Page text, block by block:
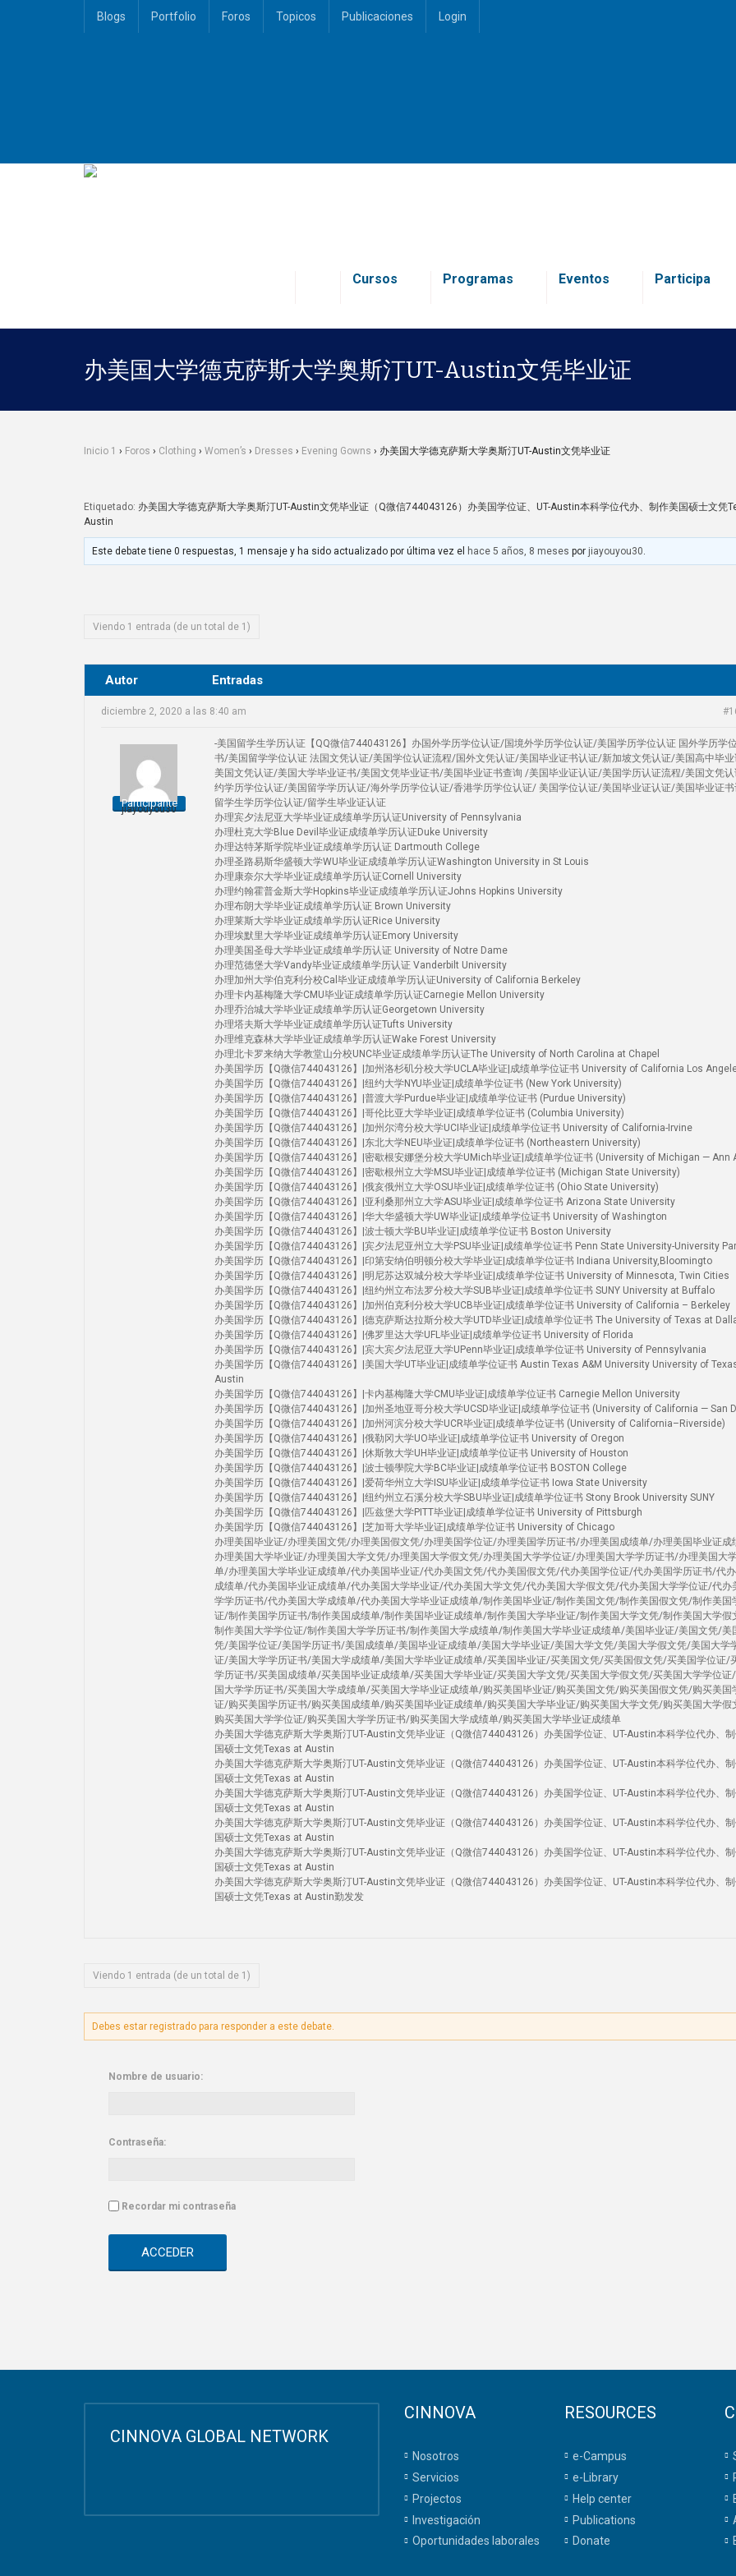
Blogs Portfolio Foros Topicos Publicaciones Login
Cursos Programas Eventos Participa
办美国大学德克萨斯大学奥斯汀UT-Austin文凭毕业证
Inicio 1 › Foros › Clothing › Women’s › Dresses › Evening Gowns › 办美国大学德克萨斯大学奥斯汀UT-Austin文凭毕业证
Etiquetado: 办美国大学德克萨斯大学奥斯汀UT-Austin文凭毕业证（Q微信744043126）办美国学位证、UT-Austin本科学位代办、制作美国硕士文凭
Austin
Este debate tiene 0 respuestas, 1 mensaje y ha sido actualizado por última vez el hace 5 años, 8 meses por jiayouyou30.
Viendo 1 entrada (de un total de 1)
Autor Entradas
diciembre 2, 2020 a las 8:40 am
jiayouyou30
Participante
-美国留学生学历认证【QQ微信744043126】办国外学历学位认证/国境外学历学位认证/美国学历学位认证 国外学历学
书/美国留学学位认证 法国文凭认证/美国学位认证流程/国外文凭认证/美国毕业证书认证/新加坡文凭认证/美国高中毕
美国文凭认证/美国大学毕业证书/美国文凭毕业证书/美国毕业证书查询 /美国毕业证认证/美国学历认证流程/美国文凭认
约学历学位认证/美国留学学历认证/海外学历学位认证/香港学历学位认证/ 美国学位认证/美国毕业证认证/美国毕业证
留学生学历学位认证/留学生毕业证认证
办理宾夕法尼亚大学毕业证成绩单学历认证University of Pennsylvania
办理杜克大学Blue Devil毕业证成绩单学历认证Duke University
办理达特茅斯学院毕业证成绩单学历认证 Dartmouth College
办理圣路易斯华盛顿大学WU毕业证成绩单学历认证Washington University in St Louis
办理康奈尔大学毕业证成绩单学历认证Cornell University
办理约翰霍普金斯大学Hopkins毕业证成绩单学历认证Johns Hopkins University
办理布朗大学毕业证成绩单学历认证 Brown University
办理莱斯大学毕业证成绩单学历认证Rice University
办理埃默里大学毕业证成绩单学历认证Emory University
办理美国圣母大学毕业证成绩单学历认证 University of Notre Dame
办理范德堡大学Vandy毕业证成绩单学历认证 Vanderbilt University
办理加州大学伯克利分校Cal毕业证成绩单学历认证University of California Berkeley
办理卡内基梅隆大学CMU毕业证成绩单学历认证Carnegie Mellon University
办理乔治城大学毕业证成绩单学历认证Georgetown University
办理塔夫斯大学毕业证成绩单学历认证Tufts University
办理维克森林大学毕业证成绩单学历认证Wake Forest University
办理北卡罗来纳大学教堂山分校UNC毕业证成绩单学历认证The University of North Carolina at Chapel
办美国学历【Q微信744043126】|加州洛杉矶分校大学UCLA毕业证|成绩单学位证书 University of California Los
办美国学历【Q微信744043126】|纽约大学NYU毕业证|成绩单学位证书 (New York University)
办美国学历【Q微信744043126】|普渡大学Purdue毕业证|成绩单学位证书 (Purdue University)
办美国学历【Q微信744043126】|哥伦比亚大学毕业证|成绩单学位证书 (Columbia University)
办美国学历【Q微信744043126】|加州尔湾分校大学UCI毕业证|成绩单学位证书 University of California-Irvine
办美国学历【Q微信744043126】|东北大学NEU毕业证|成绩单学位证书 (Northeastern University)
办美国学历【Q微信744043126】|密歇根安娜堡分校大学UMich毕业证|成绩单学位证书 (University of Michigan — Ann
办美国学历【Q微信744043126】|密歇根州立大学MSU毕业证|成绩单学位证书 (Michigan State University)
办美国学历【Q微信744043126】|俄亥俄州立大学OSU毕业证|成绩单学位证书 (Ohio State University)
办美国学历【Q微信744043126】|亚利桑那州立大学ASU毕业证|成绩单学位证书 Arizona State University
办美国学历【Q微信744043126】|华大华盛顿大学UW毕业证|成绩单学位证书 University of Washington
办美国学历【Q微信744043126】|波士顿大学BU毕业证|成绩单学位证书 Boston University
办美国学历【Q微信744043126】|宾夕法尼亚州立大学PSU毕业证|成绩单学位证书 Penn State University-University
办美国学历【Q微信744043126】|印第安纳伯明顿分校大学毕业证|成绩单学位证书 Indiana University,Bloomingto
办美国学历【Q微信744043126】|明尼苏达双城分校大学毕业证|成绩单学位证书 University of Minnesota, Twin Cities
办美国学历【Q微信744043126】|纽约州立布法罗分校大学SUB毕业证|成绩单学位证书 SUNY University at Buffalo
办美国学历【Q微信744043126】|加州伯克利分校大学UCB毕业证|成绩单学位证书 University of California – Berkeley
办美国学历【Q微信744043126】|德克萨斯达拉斯分校大学UTD毕业证|成绩单学位证书 The University of Texas at
办美国学历【Q微信744043126】|佛罗里达大学UFL毕业证|成绩单学位证书 University of Florida
办美国学历【Q微信744043126】|宾大宾夕法尼亚大学UPenn毕业证|成绩单学位证书 University of Pennsylvania
办美国学历【Q微信744043126】|美国大学UT毕业证|成绩单学位证书 Austin Texas A&M University University of
Austin
办美国学历【Q微信744043126】|卡内基梅隆大学CMU毕业证|成绩单学位证书 Carnegie Mellon University
办美国学历【Q微信744043126】|加州圣地亚哥分校大学UCSD毕业证|成绩单学位证书 (University of California — San
办美国学历【Q微信744043126】|加州河滨分校大学UCR毕业证|成绩单学位证书 (University of California–Riverside)
办美国学历【Q微信744043126】|俄勒冈大学UO毕业证|成绩单学位证书 University of Oregon
办美国学历【Q微信744043126】|休斯敦大学UH毕业证|成绩单学位证书 University of Houston
办美国学历【Q微信744043126】|波士顿學院大学BC毕业证|成绩单学位证书 BOSTON College
办美国学历【Q微信744043126】|爱荷华州立大学ISU毕业证|成绩单学位证书 Iowa State University
办美国学历【Q微信744043126】|纽约州立石溪分校大学SBU毕业证|成绩单学位证书 Stony Brook University SUNY
办美国学历【Q微信744043126】|匹兹堡大学PITT毕业证|成绩单学位证书 University of Pittsburgh
办美国学历【Q微信744043126】|芝加哥大学毕业证|成绩单学位证书 University of Chicago
办理美国毕业证/办理美国文凭/办理美国假文凭/办理美国学位证/办理美国学历证书/办理美国成绩单/办理美国毕业证成
办理美国大学毕业证/办理美国大学文凭/办理美国大学假文凭/办理美国大学学位证/办理美国大学学历证书/办理美国大
单/办理美国大学毕业证成绩单/代办美国毕业证/代办美国文凭/代办美国假文凭/代办美国学位证/代办美国学历证书/代
成绩单/代办美国毕业证成绩单/代办美国大学毕业证/代办美国大学文凭/代办美国大学假文凭/代办美国大学学位证/代办
学学历证书/代办美国大学成绩单/代办美国大学毕业证成绩单/制作美国毕业证/制作美国文凭/制作美国假文凭/制作美国
证/制作美国学历证书/制作美国成绩单/制作美国毕业证成绩单/制作美国大学毕业证/制作美国大学文凭/制作美国大学假
制作美国大学学位证/制作美国大学学历证书/制作美国大学成绩单/制作美国大学毕业证成绩单/美国毕业证/美国文凭/美
凭/美国学位证/美国学历证书/美国成绩单/美国毕业证成绩单/美国大学毕业证/美国大学文凭/美国大学假文凭/美国大学
证/美国大学学历证书/美国大学成绩单/美国大学毕业证成绩单/买美国毕业证/买美国文凭/买美国假文凭/买美国学位证/
学历证书/买美国成绩单/买美国毕业证成绩单/买美国大学毕业证/买美国大学文凭/买美国大学假文凭/买美国大学学位证
国大学学历证书/买美国大学成绩单/买美国大学毕业证成绩单/购买美国毕业证/购买美国文凭/购买美国假文凭/购买美国
证/购买美国学历证书/购买美国成绩单/购买美国毕业证成绩单/购买美国大学毕业证/购买美国大学文凭/购买美国大学假
购买美国大学学位证/购买美国大学学历证书/购买美国大学成绩单/购买美国大学毕业证成绩单
办美国大学德克萨斯大学奥斯汀UT-Austin文凭毕业证（Q微信744043126）办美国学位证、UT-Austin本科学位代办、
国硕士文凭Texas at Austin
办美国大学德克萨斯大学奥斯汀UT-Austin文凭毕业证（Q微信744043126）办美国学位证、UT-Austin本科学位代办、
国硕士文凭Texas at Austin
办美国大学德克萨斯大学奥斯汀UT-Austin文凭毕业证（Q微信744043126）办美国学位证、UT-Austin本科学位代办、
国硕士文凭Texas at Austin
办美国大学德克萨斯大学奥斯汀UT-Austin文凭毕业证（Q微信744043126）办美国学位证、UT-Austin本科学位代办、
国硕士文凭Texas at Austin
办美国大学德克萨斯大学奥斯汀UT-Austin文凭毕业证（Q微信744043126）办美国学位证、UT-Austin本科学位代办、
国硕士文凭Texas at Austin
办美国大学德克萨斯大学奥斯汀UT-Austin文凭毕业证（Q微信744043126）办美国学位证、UT-Austin本科学位代办、
国硕士文凭Texas at Austin勤发发
Viendo 1 entrada (de un total de 1)
Debes estar registrado para responder a este debate.
Nombre de usuario:
Contraseña:
Recordar mi contraseña
ACCEDER
CINNOVA GLOBAL NETWORK
CINNOVA
Nosotros
Servicios
Projectos
Investigación
Oportunidades laborales
RESOURCES
e-Campus
e-Library
Help center
Publications
Donate